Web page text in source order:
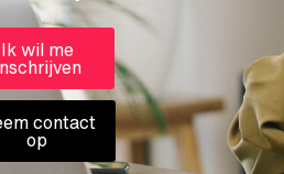
Ik wil me
contact
op